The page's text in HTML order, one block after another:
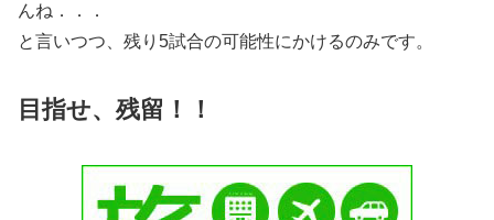
んね．．．
と言いつつ、残り5試合の可能性にかけるのみです。
目指せ、残留！！